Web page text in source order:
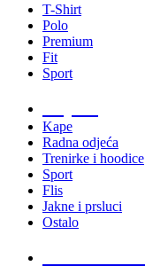
T-Shirt
Polo
Premium
Fit
Sport
Kape
Radna odjeća
Trenirke i hoodice
Sport
Flis
Jakne i prsluci
Ostalo